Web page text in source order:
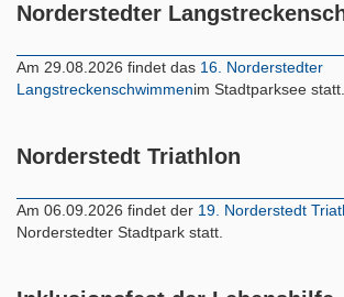
Norderstedter
Am 29.08.2026 findet das 16. Norderstedter
Langstreckenschwimmenim Stadtparksee statt.
Norderstedt Triathlon
Am 06.09.2026 findet der 19. Norderstedt
Norderstedter Stadtpark statt.